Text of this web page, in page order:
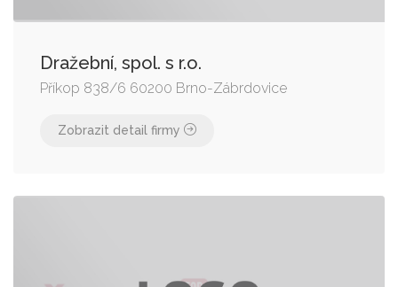
Dražební, spol. s r.o.
Příkop 838/6 60200 Brno-Zábrdovice
Zobrazit detail firmy